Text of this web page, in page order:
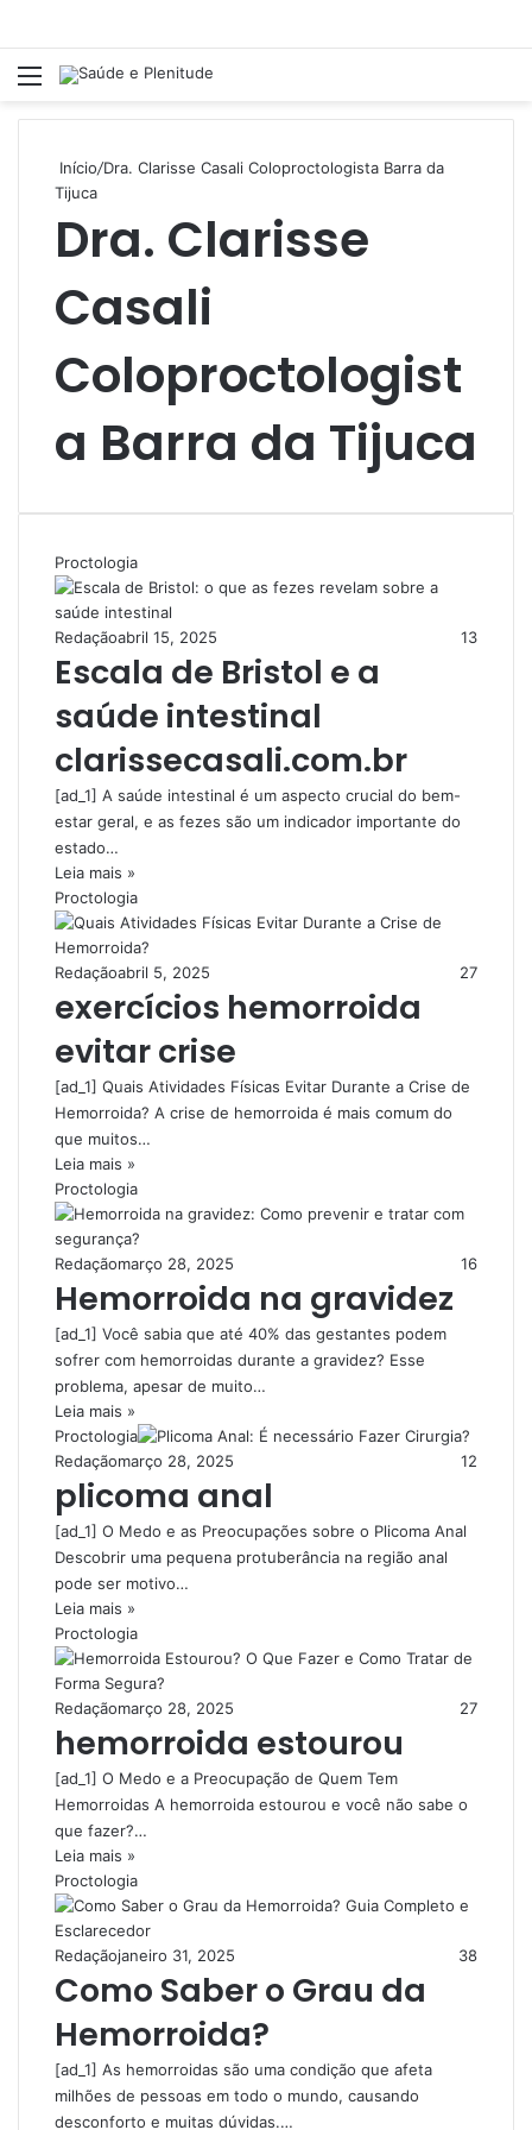
Menu
Início/Dra. Clarisse Casali Coloproctologista Barra da
Tijuca
Dra. Clarisse
Casali
Coloproctologist
a Barra da Tijuca
Proctologia
Redaçãoabril 15, 2025 13
Escala de Bristol e a
saúde intestinal
clarissecasali.com.br
[ad_1] A saúde intestinal é um aspecto crucial do bem-
estar geral, e as fezes são um indicador importante do
estado…
Leia mais »
Proctologia
Redaçãoabril 5, 2025 27
exercícios hemorroida
evitar crise
[ad_1] Quais Atividades Físicas Evitar Durante a Crise de
Hemorroida? A crise de hemorroida é mais comum do
que muitos…
Leia mais »
Proctologia
Redaçãomarço 28, 2025 16
Hemorroida na gravidez
[ad_1] Você sabia que até 40% das gestantes podem
sofrer com hemorroidas durante a gravidez? Esse
problema, apesar de muito…
Leia mais »
Proctologia
Redaçãomarço 28, 2025 12
plicoma anal
[ad_1] O Medo e as Preocupações sobre o Plicoma Anal
Descobrir uma pequena protuberância na região anal
pode ser motivo…
Leia mais »
Proctologia
Redaçãomarço 28, 2025 27
hemorroida estourou
[ad_1] O Medo e a Preocupação de Quem Tem
Hemorroidas A hemorroida estourou e você não sabe o
que fazer?…
Leia mais »
Proctologia
Redaçãojaneiro 31, 2025 38
Como Saber o Grau da
Hemorroida?
[ad_1] As hemorroidas são uma condição que afeta
milhões de pessoas em todo o mundo, causando
desconforto e muitas dúvidas.…